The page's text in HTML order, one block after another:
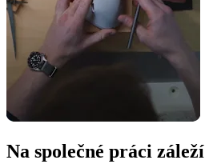
Na společné práci záleží